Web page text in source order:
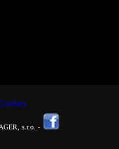
Cookies
s.r.o. -